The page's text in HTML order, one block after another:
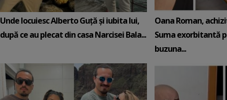
Unde locuiesc Alberto Guță și iubita lui,
după ce au plecat din casa Narcisei Bala...
Oana Roman,
Suma exorbitantă
buzuna...